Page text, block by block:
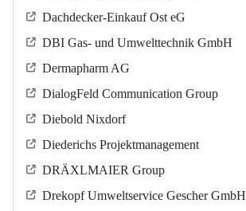
Dachdecker-Einkauf Ost eG
DBI Gas- und Umwelttechnik GmbH
Dermapharm AG
DialogFeld Communication Group
Diebold Nixdorf
Diederichs Projektmanagement
DRÄXLMAIER Group
Drekopf Umweltservice Gescher GmbH